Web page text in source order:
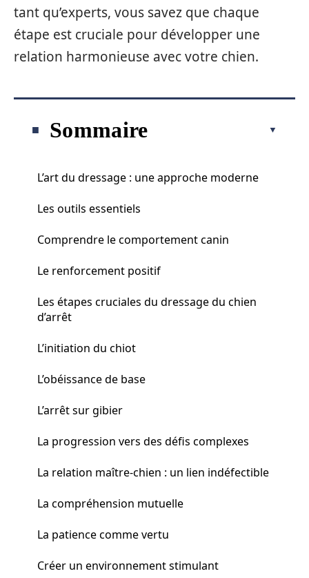
tant qu’experts, vous savez que chaque
étape est cruciale pour développer une
relation harmonieuse avec votre chien.
Sommaire
L’art du dressage : une approche moderne
Les outils essentiels
Comprendre le comportement canin
Le renforcement positif
Les étapes cruciales du dressage du chien
d’arrêt
L’initiation du chiot
L’obéissance de base
L’arrêt sur gibier
La progression vers des défis complexes
La relation maître-chien : un lien indéfectible
La compréhension mutuelle
La patience comme vertu
Créer un environnement stimulant